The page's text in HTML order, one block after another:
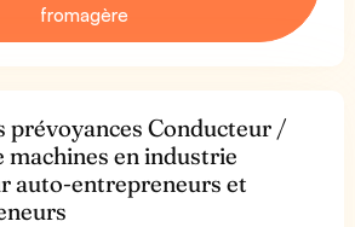
fromagère
prévoyances Conducteur /
machines en industrie
auto-entrepreneurs et